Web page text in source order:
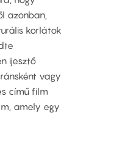
azonban,
korlátok
ijesztő
vagy
című film
amely egy